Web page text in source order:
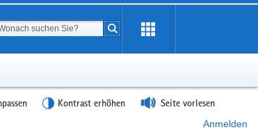
Suchbegriff
Suche starten
Kontrast erhöhen Seite vorlesen
Anmelden